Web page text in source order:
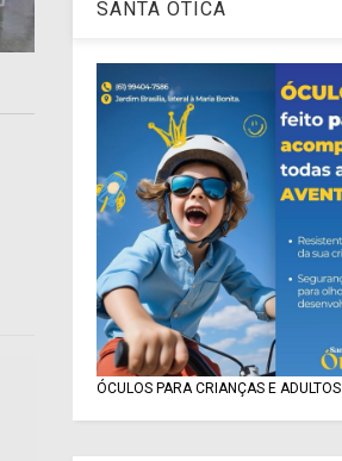
SANTA ÓTICA
ÓCULOS PARA CRIANÇAS E ADULTOS